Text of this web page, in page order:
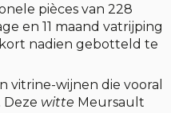
pièces van 228
en 11 maand vatrijping
nadien gebotteld te
vitrine-wijnen die vooral
witte Meursault